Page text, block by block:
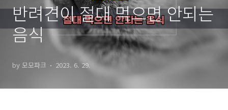
반려견이 절대 먹으면 안되는
음식
by 모모파크 2023. 6. 29.